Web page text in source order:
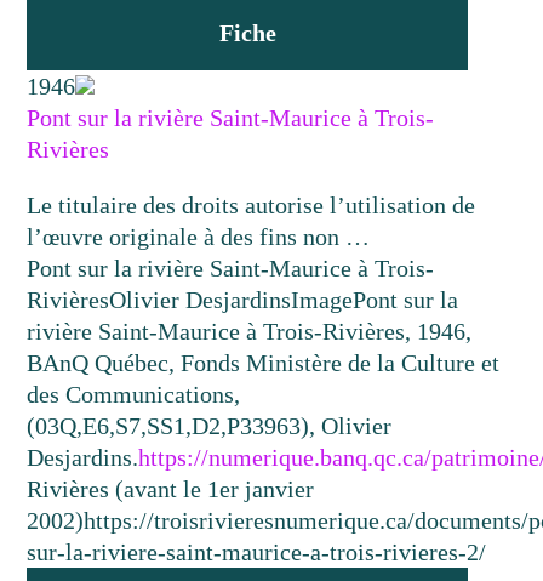
Fiche
1946
Pont sur la rivière Saint-Maurice à Trois-
Rivières
Le titulaire des droits autorise l’utilisation de
l’œuvre originale à des fins non …
Pont sur la rivière Saint-Maurice à Trois-
RivièresOlivier DesjardinsImagePont sur la
rivière Saint-Maurice à Trois-Rivières, 1946,
BAnQ Québec, Fonds Ministère de la Culture et
des Communications,
(03Q,E6,S7,SS1,D2,P33963), Olivier
Desjardins.https://numerique.banq.qc.ca/
Rivières (avant le 1er janvier
2002)https://troisrivieresnumerique.ca/documents/
sur-la-riviere-saint-maurice-a-trois-rivieres-2/